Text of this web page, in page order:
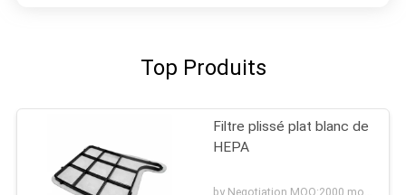
Top Produits
Filtre plissé plat blanc de
HEPA
by Negotiation MOQ:2000 morceaux/morceaux